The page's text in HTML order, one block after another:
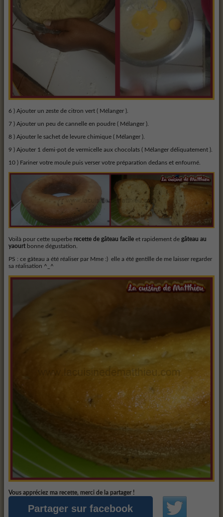
6 ) Ajouter un zeste de citron vert ( Mélanger ).
7 ) Ajouter un peu de cannelle en poudre ( Mélanger ).
8 ) Ajouter le sachet de levure chimique ( Mélanger ).
9 ) Ajouter 1 demi-pot de vermicelle aux chocolats ( Mélanger déliquatement ).
10 ) Fariner votre moule puis verser votre préparation dedans et enfourné.
Voilà pour cette superberecette de gâteau facileet rapidement de gâteau au
yaourt bonne dégustation.
PS : ce gâteau a été réaliser par Mme :) elle a été gentille de me laisser regarder
sa réalisation ^_^
Vous appréciez ma recette, merci de la partager !
Partager sur facebook